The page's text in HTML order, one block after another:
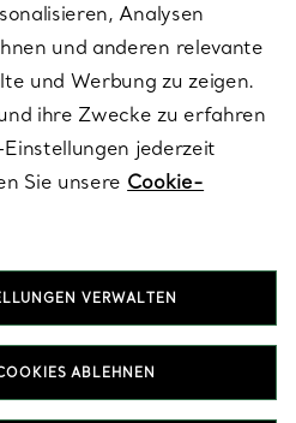
2026
Analysen
und anderen relevante
und Werbung zu zeigen.
ihre Zwecke zu erfahren
jederzeit
Sie unsere Cookie-
VERWALTEN
ABLEHNEN